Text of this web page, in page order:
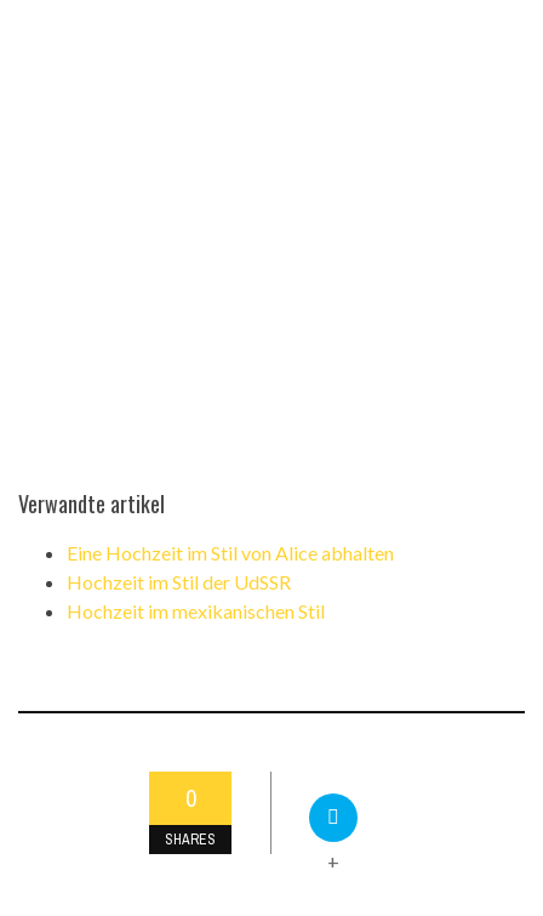
Verwandte artikel
Eine Hochzeit im Stil von Alice abhalten
Hochzeit im Stil der UdSSR
Hochzeit im mexikanischen Stil
0
SHARES
+